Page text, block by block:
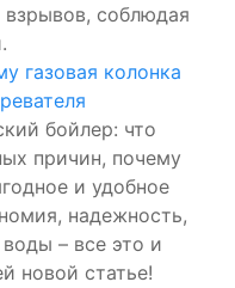
взрывов, соблюдая
газовая колонка
бойлер: что
причин, почему
и удобное
надежность,
– все это и
новой статье!